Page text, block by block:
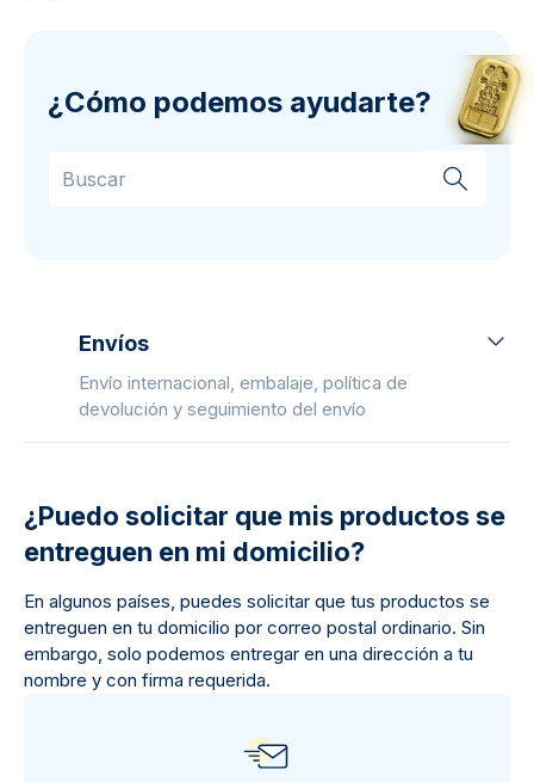
¿Cómo podemos ayudarte?
Envíos
Envío internacional, embalaje, política de
devolución y seguimiento del envío
¿Puedo solicitar que mis productos se
entreguen en mi domicilio?
En algunos países, puedes solicitar que tus productos se
entreguen en tu domicilio por correo postal ordinario. Sin
embargo, solo podemos entregar en una dirección a tu
nombre y con firma requerida.